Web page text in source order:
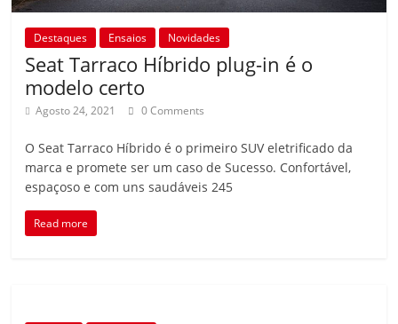
Destaques Ensaios Novidades
Seat Tarraco Híbrido plug-in é o
modelo certo
Agosto 24, 2021 0 Comments
O Seat Tarraco Híbrido é o primeiro SUV eletrificado da
marca e promete ser um caso de Sucesso. Confortável,
espaçoso e com uns saudáveis 245
Read more